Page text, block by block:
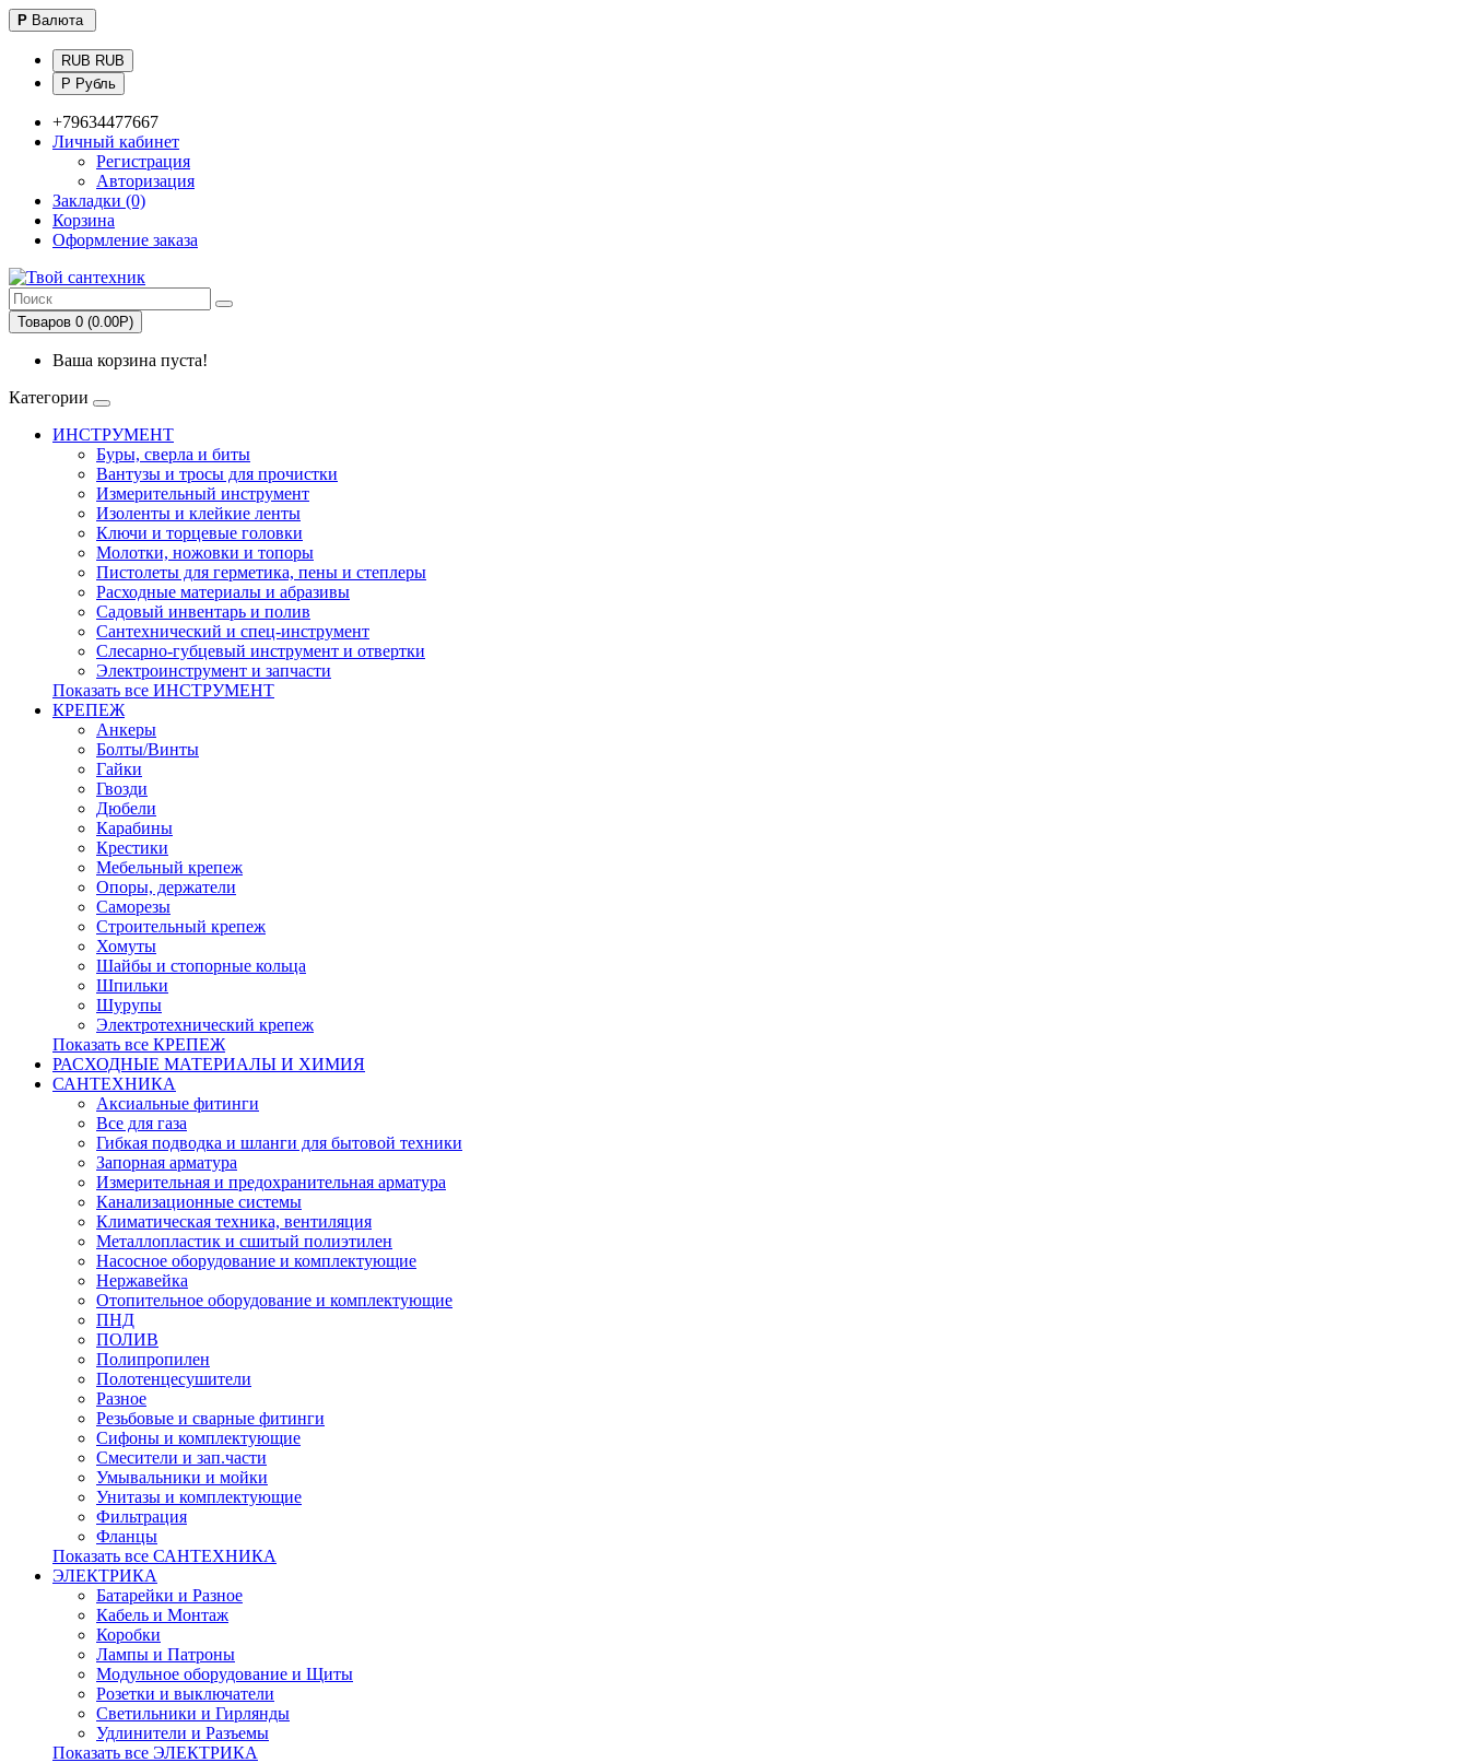
Р Валюта
RUB RUB
Р Рубль
+79634477667
Личный кабинет
Регистрация
Авторизация
Закладки (0)
Корзина
Оформление заказа
Товаров 0 (0.00Р)
Ваша корзина пуста!
Категории
ИНСТРУМЕНТ
Буры, сверла и биты
Вантузы и тросы для прочистки
Измерительный инструмент
Изоленты и клейкие ленты
Ключи и торцевые головки
Молотки, ножовки и топоры
Пистолеты для герметика, пены и степлеры
Расходные материалы и абразивы
Садовый инвентарь и полив
Сантехнический и спец-инструмент
Слесарно-губцевый инструмент и отвертки
Электроинструмент и запчасти
Показать все ИНСТРУМЕНТ
КРЕПЕЖ
Анкеры
Болты/Винты
Гайки
Гвозди
Дюбели
Карабины
Крестики
Мебельный крепеж
Опоры, держатели
Саморезы
Строительный крепеж
Хомуты
Шайбы и стопорные кольца
Шпильки
Шурупы
Электротехнический крепеж
Показать все КРЕПЕЖ
РАСХОДНЫЕ МАТЕРИАЛЫ И ХИМИЯ
САНТЕХНИКА
Аксиальные фитинги
Все для газа
Гибкая подводка и шланги для бытовой техники
Запорная арматура
Измерительная и предохранительная арматура
Канализационные системы
Климатическая техника, вентиляция
Металлопластик и сшитый полиэтилен
Насосное оборудование и комплектующие
Нержавейка
Отопительное оборудование и комплектующие
ПНД
ПОЛИВ
Полипропилен
Полотенцесушители
Разное
Резьбовые и сварные фитинги
Сифоны и комплектующие
Смесители и зап.части
Умывальники и мойки
Унитазы и комплектующие
Фильтрация
Фланцы
Показать все САНТЕХНИКА
ЭЛЕКТРИКА
Батарейки и Разное
Кабель и Монтаж
Коробки
Лампы и Патроны
Модульное оборудование и Щиты
Розетки и выключатели
Светильники и Гирлянды
Удлинители и Разъемы
Показать все ЭЛЕКТРИКА